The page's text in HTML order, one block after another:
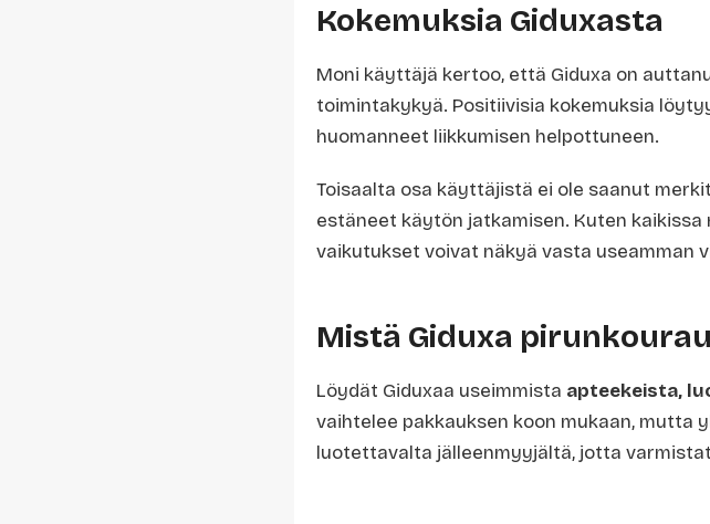
Kokemuksia Giduxasta
Moni käyttäjä kertoo, että Giduxa on
toimintakykyä. Positiivisia kokemuksia
huomanneet liikkumisen helpottuneen.
Toisaalta osa käyttäjistä ei ole saanut
estäneet käytön jatkamisen. Kuten
vaikutukset voivat näkyä vasta useamman
Mistä Giduxa
Löydät Giduxaa useimmista apteekeista,
vaihtelee pakkauksen koon mukaan, mutta
luotettavalta jälleenmyyjältä, jotta